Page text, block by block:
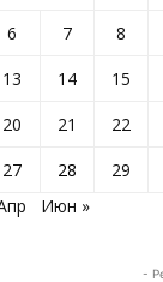
6
7 8
13
14 15
20
21 22
27
28 29
Июн »
-